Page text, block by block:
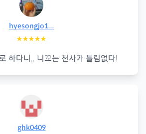
hyesongjo1...
★★★★★
하다니.. 니꼬는 천사가 틀림없다!
ghk0409